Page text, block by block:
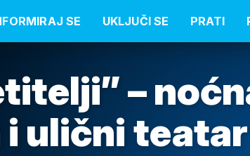
SE UKLJUČI SE PRATI
–
ulični teatar